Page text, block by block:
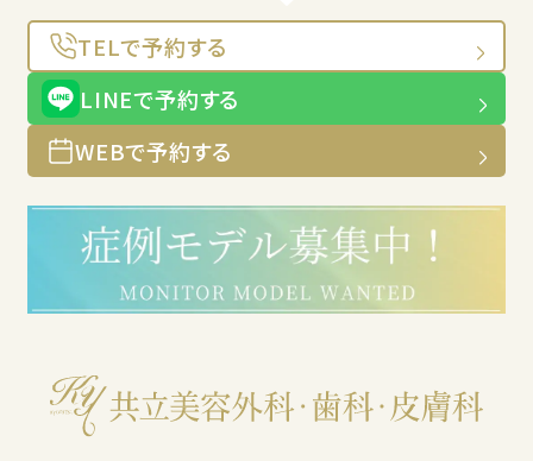
TELで予約する
LINEで予約する
WEBで予約する